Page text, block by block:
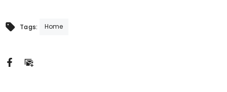
Tags: Home